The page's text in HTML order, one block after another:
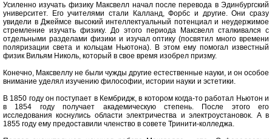
Усиленно изучать физику Максвелл начал после перевода в Эдинбургский
университет. Его учителями стали Калланд, Форбс и другие. Они сразу
увидели в Джеймсе высокий интеллектуальный потенциал и неудержимое
стремление изучать физику. До этого периода Максвелл сталкивался с
отдельными разделами физики и изучал оптику (посвятил много времени
поляризации света и кольцам Ньютона). В этом ему помогал известный
физик Вильям Николь, который в свое время изобрел призму.
Конечно, Максвеллу не были чужды другие естественные науки, и он особое
внимание уделял изучению философии, истории науки и эстетики.
В 1850 году он поступает в Кембридж, в котором когда-то работал Ньютон и
в 1854 году получает академическую степень. После этого его
исследования коснулись области электричества и электроустановок. А в
1855 году ему предоставили членство в совете Тринити-колледжа.